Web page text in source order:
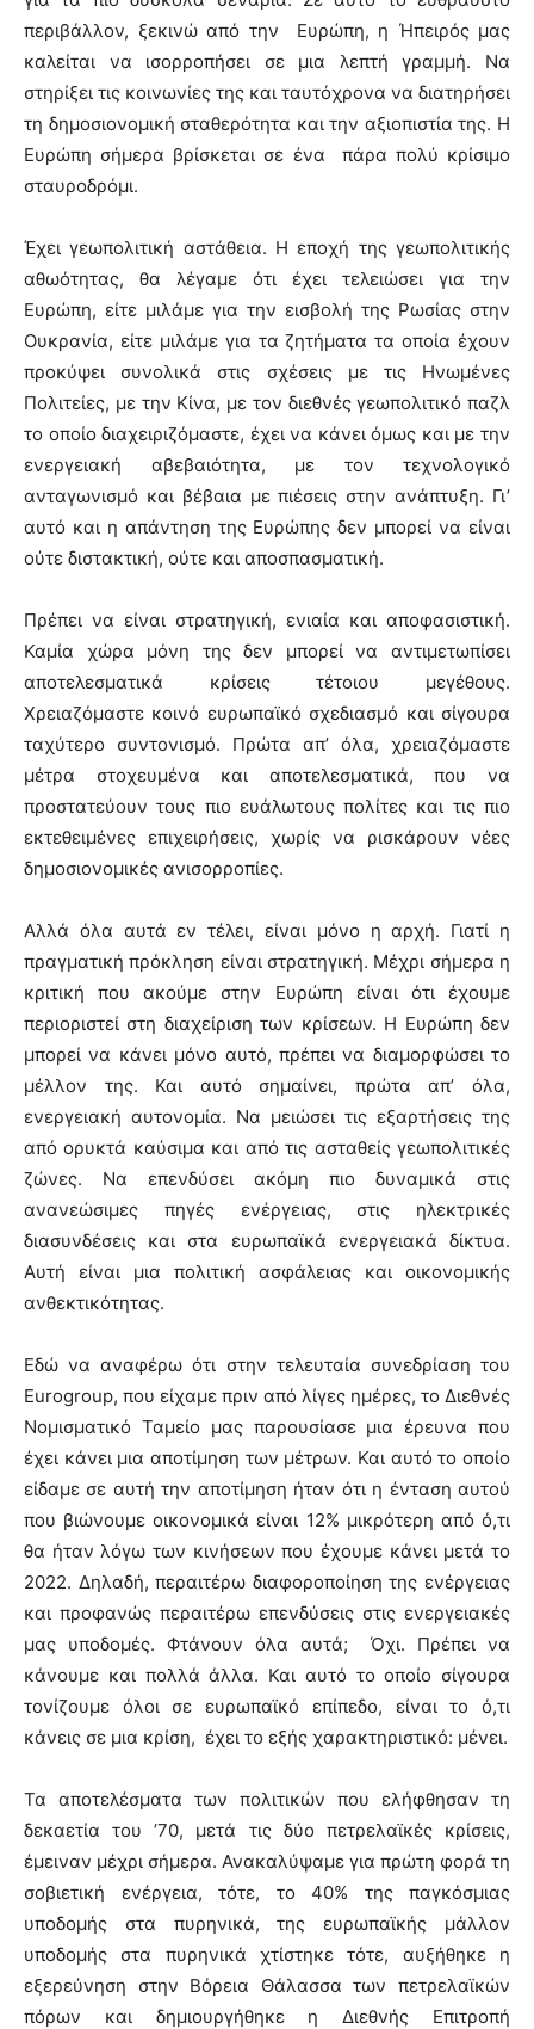
περιβάλλον, ξεκινώ από την Ευρώπη, η Ήπειρός μας
καλείται να ισορροπήσει σε μια λεπτή γραμμή. Να
στηρίξει τις κοινωνίες της και ταυτόχρονα να διατηρήσει
τη δημοσιονομική σταθερότητα και την αξιοπιστία της. Η
Ευρώπη σήμερα βρίσκεται σε ένα πάρα πολύ κρίσιμο
σταυροδρόμι.
Έχει γεωπολιτική αστάθεια. Η εποχή της γεωπολιτικής
αθωότητας, θα λέγαμε ότι έχει τελειώσει για την
Ευρώπη, είτε μιλάμε για την εισβολή της Ρωσίας στην
Ουκρανία, είτε μιλάμε για τα ζητήματα τα οποία έχουν
προκύψει συνολικά στις σχέσεις με τις Ηνωμένες
Πολιτείες, με την Κίνα, με τον διεθνές γεωπολιτικό παζλ
το οποίο διαχειριζόμαστε, έχει να κάνει όμως και με την
ενεργειακή αβεβαιότητα, με τον τεχνολογικό
ανταγωνισμό και βέβαια με πιέσεις στην ανάπτυξη. Γι’
αυτό και η απάντηση της Ευρώπης δεν μπορεί να είναι
ούτε διστακτική, ούτε και αποσπασματική.
Πρέπει να είναι στρατηγική, ενιαία και αποφασιστική.
Καμία χώρα μόνη της δεν μπορεί να αντιμετωπίσει
αποτελεσματικά κρίσεις τέτοιου μεγέθους.
Χρειαζόμαστε κοινό ευρωπαϊκό σχεδιασμό και σίγουρα
ταχύτερο συντονισμό. Πρώτα απ’ όλα, χρειαζόμαστε
μέτρα στοχευμένα και αποτελεσματικά, που να
προστατεύουν τους πιο ευάλωτους πολίτες και τις πιο
εκτεθειμένες επιχειρήσεις, χωρίς να ρισκάρουν νέες
δημοσιονομικές ανισορροπίες.
Αλλά όλα αυτά εν τέλει, είναι μόνο η αρχή. Γιατί η
πραγματική πρόκληση είναι στρατηγική. Μέχρι σήμερα η
κριτική που ακούμε στην Ευρώπη είναι ότι έχουμε
περιοριστεί στη διαχείριση των κρίσεων. Η Ευρώπη δεν
μπορεί να κάνει μόνο αυτό, πρέπει να διαμορφώσει το
μέλλον της. Και αυτό σημαίνει, πρώτα απ’ όλα,
ενεργειακή αυτονομία. Να μειώσει τις εξαρτήσεις της
από ορυκτά καύσιμα και από τις ασταθείς γεωπολιτικές
ζώνες. Να επενδύσει ακόμη πιο δυναμικά στις
ανανεώσιμες πηγές ενέργειας, στις ηλεκτρικές
διασυνδέσεις και στα ευρωπαϊκά ενεργειακά δίκτυα.
Αυτή είναι μια πολιτική ασφάλειας και οικονομικής
ανθεκτικότητας.
Εδώ να αναφέρω ότι στην τελευταία συνεδρίαση του
Eurogroup, που είχαμε πριν από λίγες ημέρες, το Διεθνές
Νομισματικό Ταμείο μας παρουσίασε μια έρευνα που
έχει κάνει μια αποτίμηση των μέτρων. Και αυτό το οποίο
είδαμε σε αυτή την αποτίμηση ήταν ότι η ένταση αυτού
που βιώνουμε οικονομικά είναι 12% μικρότερη από ό,τι
θα ήταν λόγω των κινήσεων που έχουμε κάνει μετά το
2022. Δηλαδή, περαιτέρω διαφοροποίηση της ενέργειας
και προφανώς περαιτέρω επενδύσεις στις ενεργειακές
μας υποδομές. Φτάνουν όλα αυτά; Όχι. Πρέπει να
κάνουμε και πολλά άλλα. Και αυτό το οποίο σίγουρα
τονίζουμε όλοι σε ευρωπαϊκό επίπεδο, είναι το ό,τι
κάνεις σε μια κρίση, έχει το εξής χαρακτηριστικό: μένει.
Τα αποτελέσματα των πολιτικών που ελήφθησαν τη
δεκαετία του ’70, μετά τις δύο πετρελαϊκές κρίσεις,
έμειναν μέχρι σήμερα. Ανακαλύψαμε για πρώτη φορά τη
σοβιετική ενέργεια, τότε, το 40% της παγκόσμιας
υποδομής στα πυρηνικά, της ευρωπαϊκής μάλλον
υποδομής στα πυρηνικά χτίστηκε τότε, αυξήθηκε η
εξερεύνηση στην Βόρεια Θάλασσα των πετρελαϊκών
πόρων και δημιουργήθηκε η Διεθνής Επιτροπή